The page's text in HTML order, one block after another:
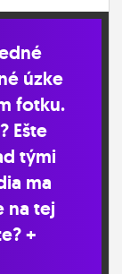
úzke
fotku.
Ešte
tými
ma
na tej
+